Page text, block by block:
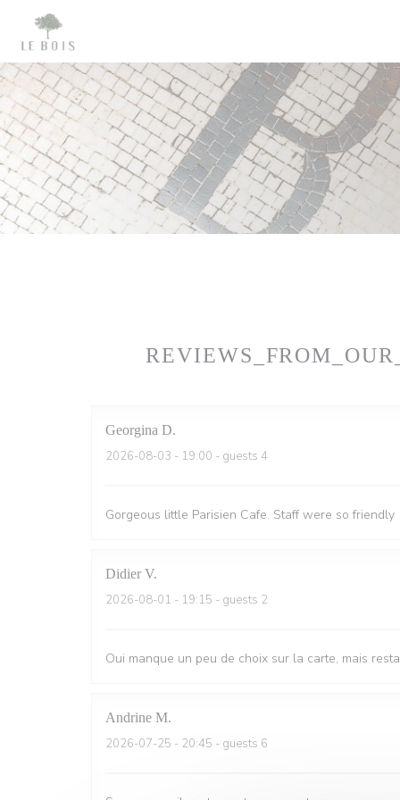
Painel de Gerenciamento de Cookies
Georgina D
2026-08-03 - 19:00 - guests 4
Gorgeous little Parisien Cafe. Staff were so friendly
Didier V
2026-08-01 - 19:15 - guests 2
Oui manque un peu de choix sur la carte, mais
Andrine M
2026-07-25 - 20:45 - guests 6